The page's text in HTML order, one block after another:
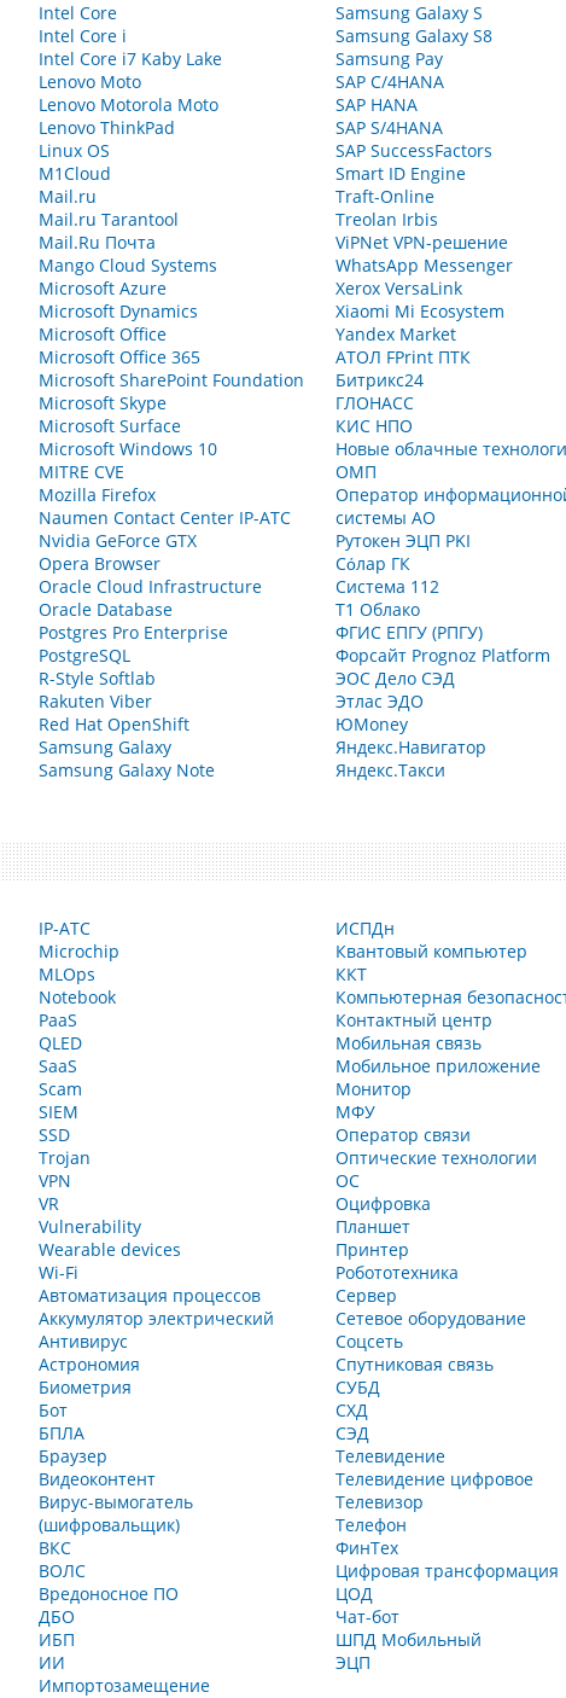
Intel Core
Intel Core i
Intel Core i7 Kaby Lake
Lenovo Moto
Lenovo Motorola Moto
Lenovo ThinkPad
Linux OS
M1Cloud
Mail.ru
Mail.ru Tarantool
Mail.Ru Почта
Mango Cloud Systems
Microsoft Azure
Microsoft Dynamics
Microsoft Office
Microsoft Office 365
Microsoft SharePoint Foundation
Microsoft Skype
Microsoft Surface
Microsoft Windows 10
MITRE CVE
Mozilla Firefox
Naumen Contact Center IP-АТС
Nvidia GeForce GTX
Opera Browser
Oracle Cloud Infrastructure
Oracle Database
Postgres Pro Enterprise
PostgreSQL
R-Style Softlab
Rakuten Viber
Red Hat OpenShift
Samsung Galaxy
Samsung Galaxy Note
Samsung Galaxy S
Samsung Galaxy S8
Samsung Pay
SAP C/4HANA
SAP HANA
SAP S/4HANA
SAP SuccessFactors
Smart ID Engine
Traft-Online
Treolan Irbis
ViPNet VPN-решение
WhatsApp Messenger
Xerox VersaLink
Xiaomi Mi Ecosystem
Yandex Market
АТОЛ FPrint ПТК
Битрикс24
ГЛОНАСС
КИС НПО
Новые облачные
ОМП
Оператор
системы АО
Рутокен ЭЦП PKI
Сόлар ГК
Система 112
Т1 Облако
ФГИС ЕПГУ (РПГУ)
Форсайт Prognoz Platform
ЭОС Дело СЭД
Этлас ЭДО
ЮMoney
Яндекс.Навигатор
Яндекс.Такси
IP-АТС
Microchip
MLOps
Notebook
PaaS
QLED
SaaS
Scam
SIEM
SSD
Trojan
VPN
VR
Vulnerability
Wearable devices
Wi-Fi
Автоматизация процессов
Аккумулятор электрический
Антивирус
Астрономия
Биометрия
Бот
БПЛА
Браузер
Видеоконтент
Вирус-вымогатель
(шифровальщик)
ВКС
ВОЛС
Вредоносное ПО
ДБО
ИБП
ИИ
Импортозамещение
ИСПДн
Квантовый компьютер
ККТ
Компьютерная
Контактный центр
Мобильная связь
Мобильное приложение
Монитор
МФУ
Оператор связи
Оптические технологии
ОС
Оцифровка
Планшет
Принтер
Робототехника
Сервер
Сетевое оборудование
Соцсеть
Спутниковая связь
СУБД
СХД
СЭД
Телевидение
Телевидение цифровое
Телевизор
Телефон
ФинТех
Цифровая трансформация
ЦОД
Чат-бот
ШПД Мобильный
ЭЦП